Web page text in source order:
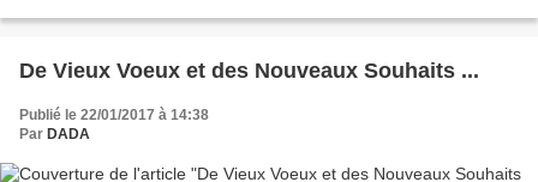
De Vieux Voeux et des Nouveaux Souhaits ...
Publié le 22/01/2017 à 14:38
Par DADA